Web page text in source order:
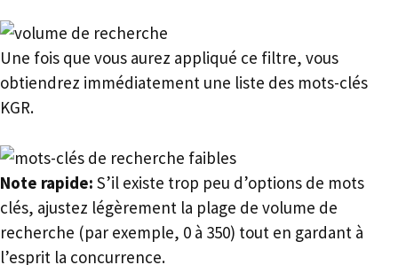
Une fois que vous aurez appliqué ce filtre, vous
obtiendrez immédiatement une liste des mots-clés
KGR.
Note rapide: S’il existe trop peu d’options de mots
clés, ajustez légèrement la plage de volume de
recherche (par exemple, 0 à 350) tout en gardant à
l’esprit la concurrence.